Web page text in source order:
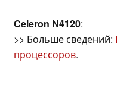
Celeron N4120:
>> Больше сведений:
процессоров.